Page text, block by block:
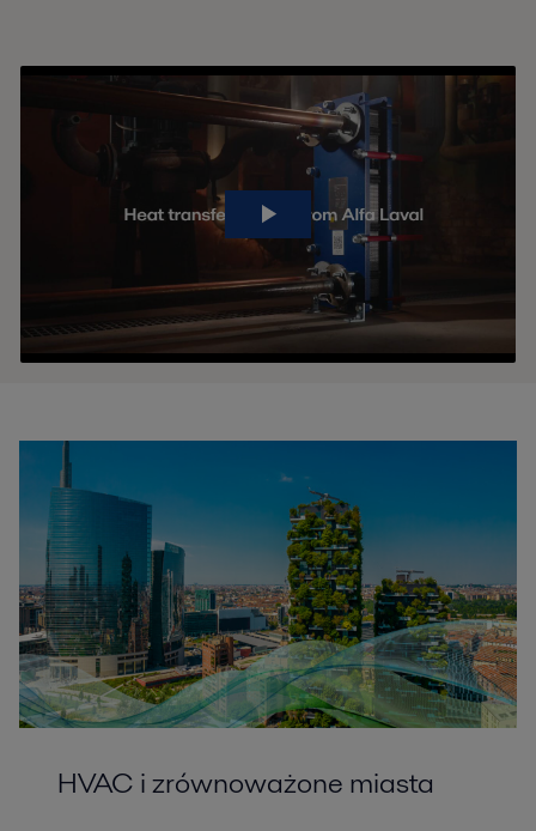
HVAC i zrównoważone miasta